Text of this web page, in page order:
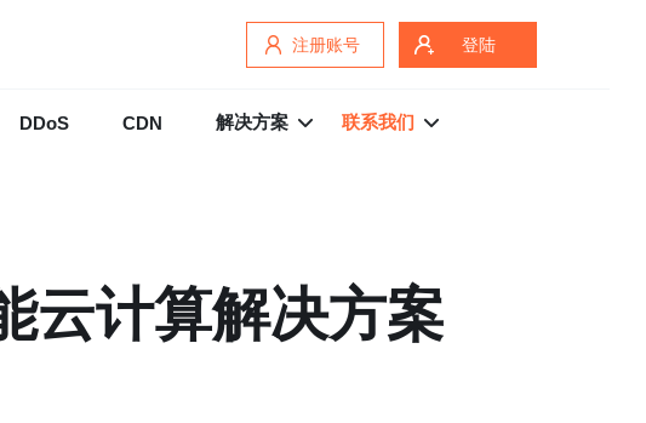
注册账号 登陆
DDoS CDN 解决方案 联系我们
云计算解决方案